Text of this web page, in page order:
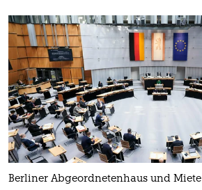
Berliner Abgeordnetenhaus und Miete